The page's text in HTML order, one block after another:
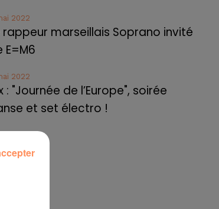
2022
rappeur marseillais Soprano invité
E=M6
2022
: "Journée de l’Europe", soirée
et set électro !